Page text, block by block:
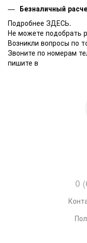
Безналичный
Подробнее ЗДЕСЬ.
Не можете подобрать
Возникли вопросы по
Звоните по номерам
пишите в
0